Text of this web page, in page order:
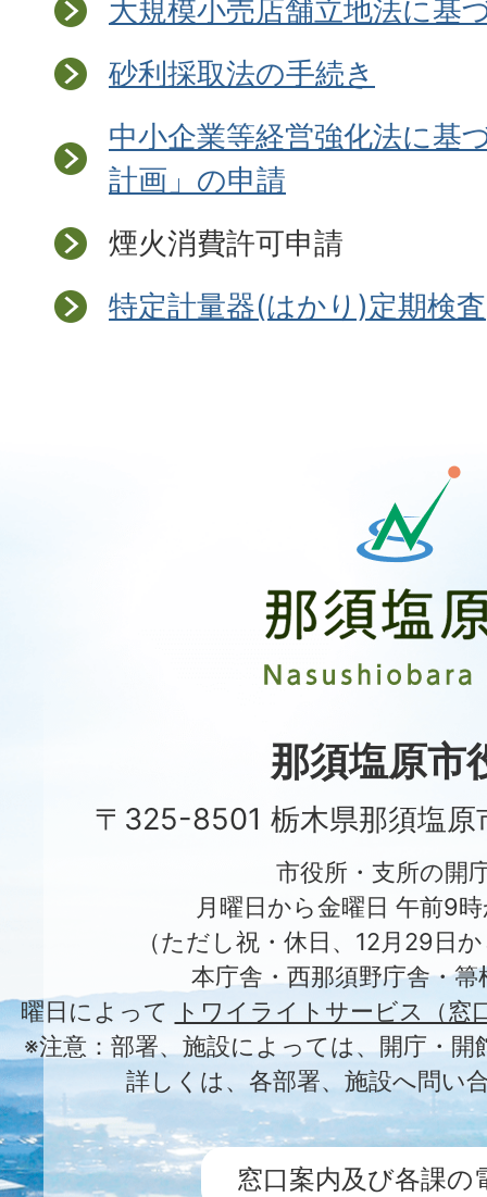
大規模小売店舗立地法に基
砂利採取法の手続き
中小企業等経営強化法に基
計画」の申請
煙火消費許可申請
特定計量器(はかり)定期検査
原
市
City
那須塩原市
〒325-8501 栃木県那須塩原
市役所・支所の開
月曜日から金曜日 午前9
（ただし祝・休日、12月29日
本庁舎・西那須野庁舎・
曜日によって
トワイライトサービス（窓
※注意：部署、施設によっては、開庁・
詳しくは、各部署、施設へ問い
窓口案内及び各課の